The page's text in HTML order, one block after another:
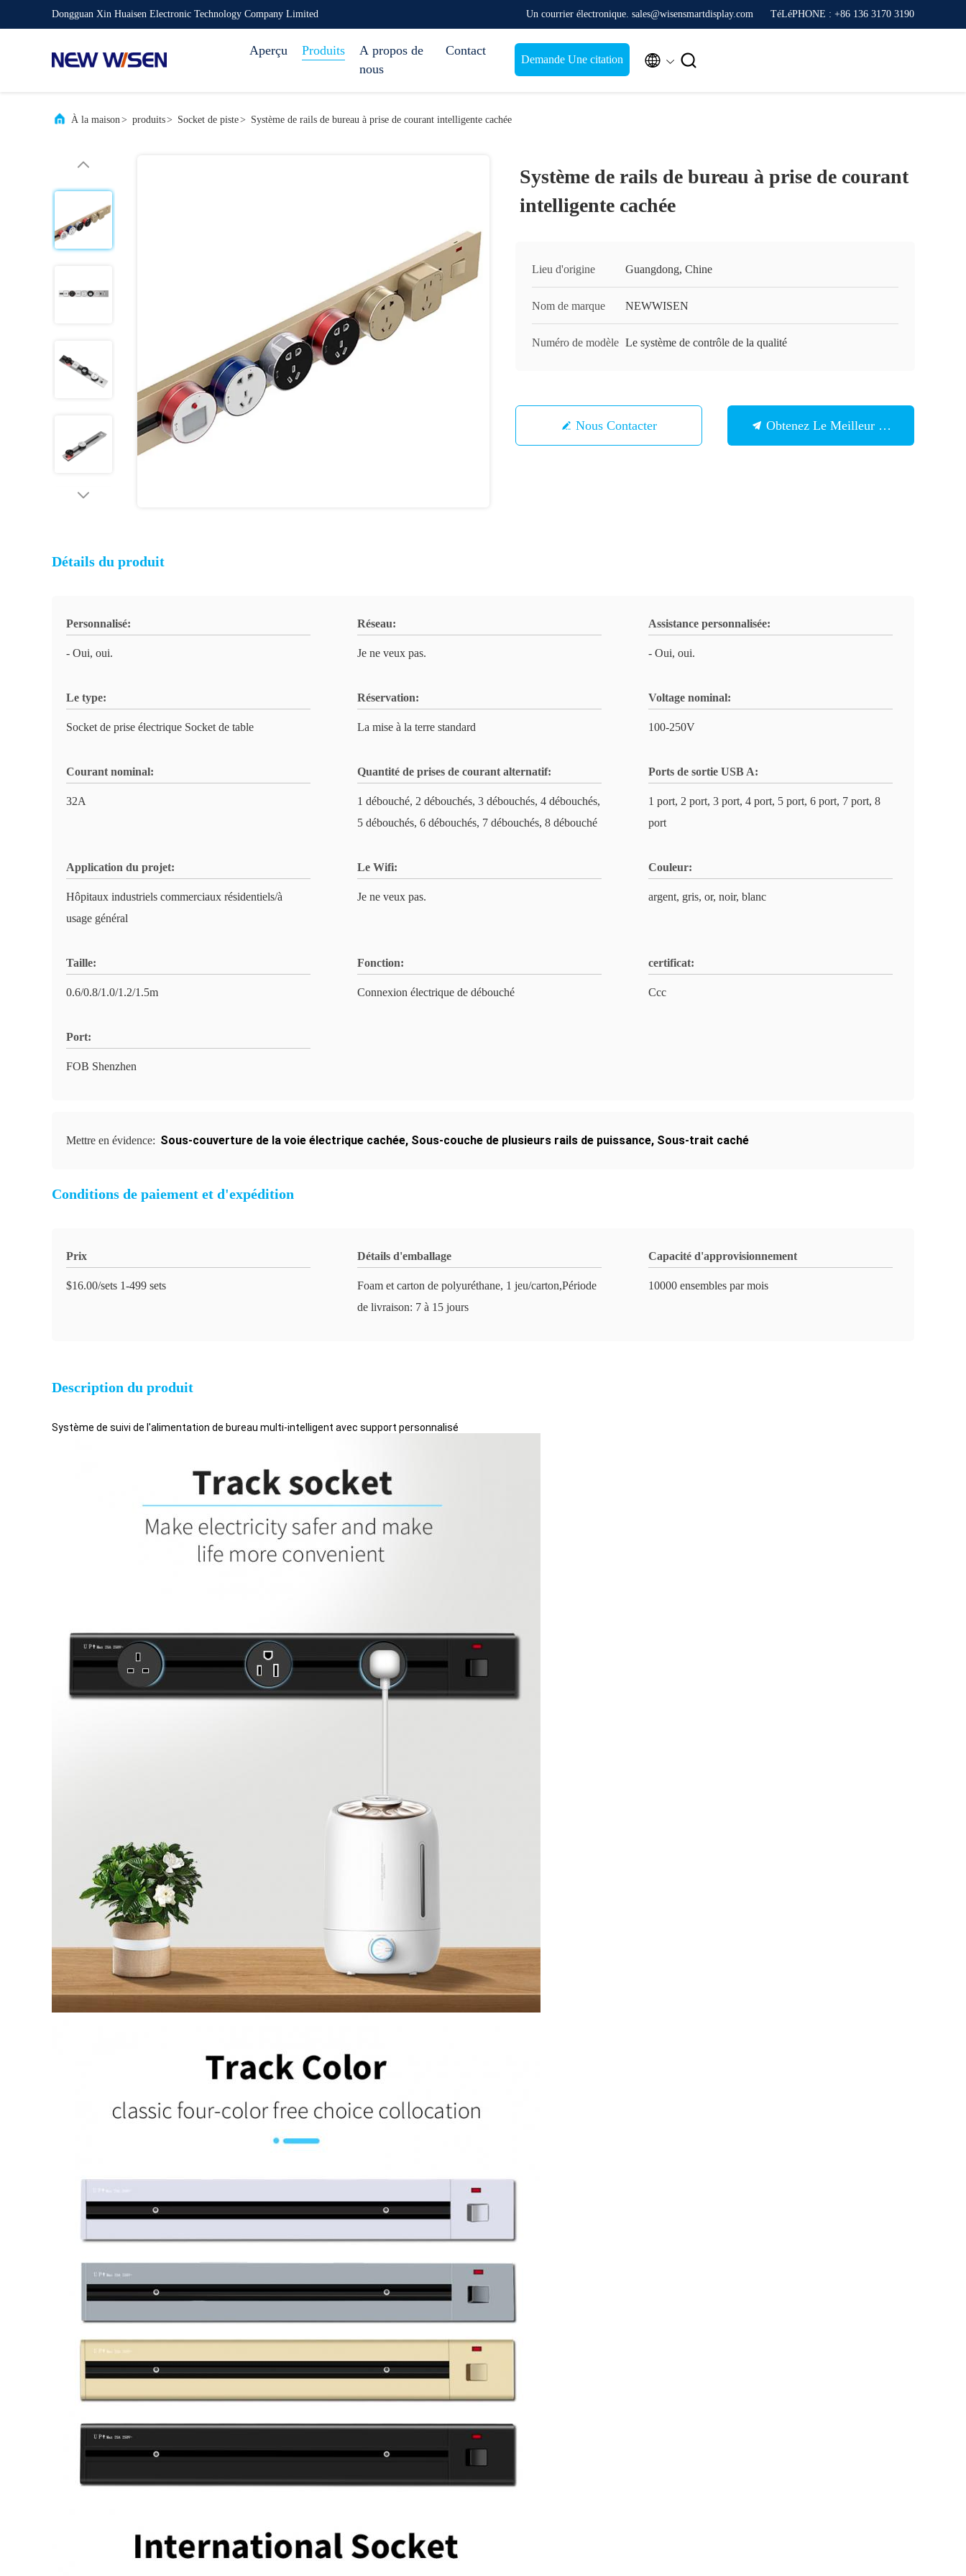
Dongguan Xin Huaisen Electronic Technology Company Limited Un courrier électronique. sales@wisensmartdisplay.com TéLéPHONE : +86 136 3170 3190
Aperçu Produits
A propos de
nous
Contact
Demande Une citation  
À la maison> produits> Socket de piste> Système de rails de bureau à prise de courant intelligente cachée
Système de rails de bureau à prise de courant
intelligente cachée
Lieu d'origine Guangdong, Chine
Nom de marque NEWWISEN
Numéro de modèle Le système de contrôle de la qualité
Nous Contacter Obtenez Le Meilleur Prix
Détails du produit
Personnalisé:
- Oui, oui.
Réseau:
Je ne veux pas.
Assistance personnalisée:
- Oui, oui.
Le type:
Socket de prise électrique Socket de table
Réservation:
La mise à la terre standard
Voltage nominal:
100-250V
Courant nominal:
32A
Quantité de prises de courant alternatif:
1 débouché, 2 débouchés, 3 débouchés, 4 débouchés,
5 débouchés, 6 débouchés, 7 débouchés, 8 débouché
Ports de sortie USB A:
1 port, 2 port, 3 port, 4 port, 5 port, 6 port, 7 port, 8
port
Application du projet:
Hôpitaux industriels commerciaux résidentiels/à
usage général
Le Wifi:
Je ne veux pas.
Couleur:
argent, gris, or, noir, blanc
Taille:
0.6/0.8/1.0/1.2/1.5m
Fonction:
Connexion électrique de débouché
certificat:
Ccc
Port:
FOB Shenzhen
Mettre en évidence: Sous-couverture de la voie électrique cachée, Sous-couche de plusieurs rails de puissance, Sous-trait caché
Conditions de paiement et d'expédition
Prix
$16.00/sets 1-499 sets
Détails d'emballage
Foam et carton de polyuréthane, 1 jeu/carton,Période
de livraison: 7 à 15 jours
Capacité d'approvisionnement
10000 ensembles par mois
Description du produit
Système de suivi de l'alimentation de bureau multi-intelligent avec support personnalisé